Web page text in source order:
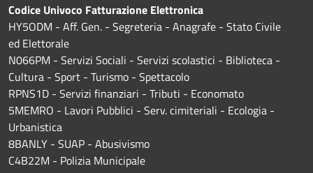
Codice Univoco Fatturazione Elettronica
HY5ODM - Aff. Gen. - Segreteria - Anagrafe - Stato Civile
ed Elettorale
N066PM - Servizi Sociali - Servizi scolastici - Biblioteca -
Cultura - Sport - Turismo - Spettacolo
RPNS1D - Servizi finanziari - Tributi - Economato
5MEMRO - Lavori Pubblici - Serv. cimiteriali - Ecologia -
Urbanistica
8BANLY - SUAP - Abusivismo
C4B22M - Polizia Municipale